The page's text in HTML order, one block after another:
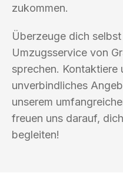
zukommen.
Überzeuge dich
Umzugsservice von
sprechen. Kontaktiere
unverbindliches
unserem
freuen uns darauf,
begleiten!